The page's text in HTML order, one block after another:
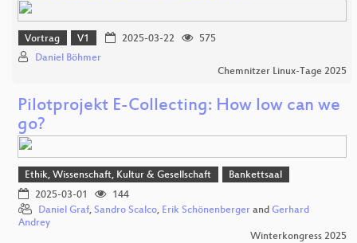
Vortrag V1 2025-03-22
575
Daniel Böhmer
Chemnitzer Linux-Tage 2025
Pilotprojekt E-Collecting: How low can we
go?
Ethik, Wissenschaft, Kultur & Gesellschaft
Bankettsaal
2025-03-01
144
Daniel Graf, Sandro Scalco, Erik Schönenberger and Gerhard
Andrey
Winterkongress 2025